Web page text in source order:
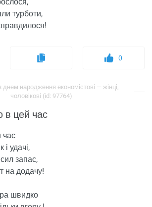
турботи,
0
днем ​​народження економістові — жінці,
чоловікові (id: 97764)
в цей час
і удачі,
запас,
на додачу!
швидко